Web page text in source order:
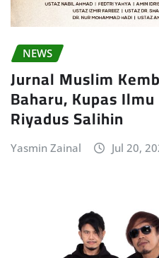
NEWS
Jurnal Muslim
Baharu, Kupas
Riyadus Salihin
Yasmin Zainal Jul 20,